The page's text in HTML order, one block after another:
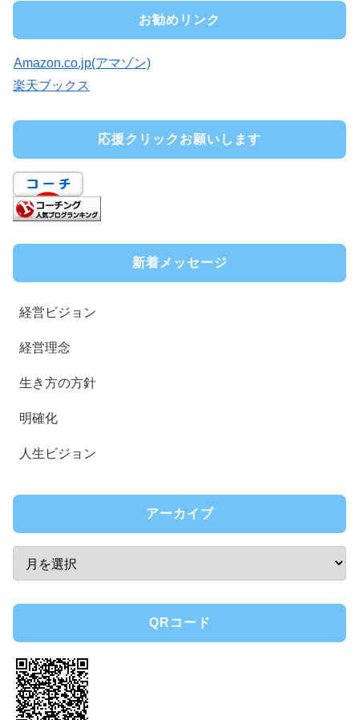
お勧めリンク
Amazon.co.jp(アマゾン)
楽天ブックス
応援クリックお願いします
新着メッセージ
経営ビジョン
経営理念
生き方の方針
明確化
人生ビジョン
アーカイブ
QRコード